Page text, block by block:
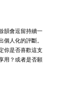
韻會逗留持續一
個人化的評斷。
你是否喜歡這支
用？或者是否願